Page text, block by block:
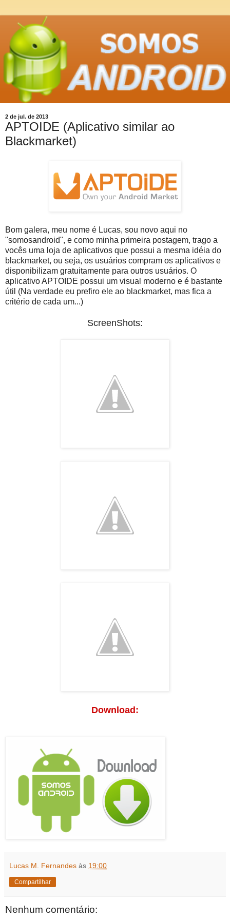
2 de jul. de 2013
APTOIDE (Aplicativo similar ao
Blackmarket)
Bom galera, meu nome é Lucas, sou novo aqui no
"somosandroid", e como minha primeira postagem, trago a
vocês uma loja de aplicativos que possui a mesma idéia do
blackmarket, ou seja, os usuários compram os aplicativos e
disponibilizam gratuitamente para outros usuários. O
aplicativo APTOIDE possui um visual moderno e é bastante
útil (Na verdade eu prefiro ele ao blackmarket, mas fica a
critério de cada um...)
ScreenShots:
Download:
Lucas M. Fernandes às 19:00
Compartilhar
Nenhum comentário: